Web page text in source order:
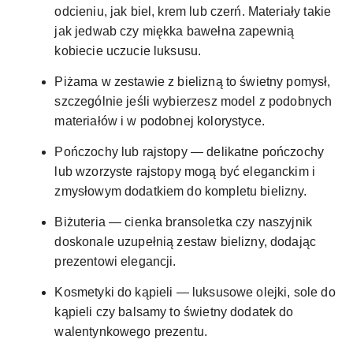
odcieniu, jak biel, krem lub czerń. Materiały takie
jak jedwab czy miękka bawełna zapewnią
kobiecie uczucie luksusu.
Piżama w zestawie z bielizną to świetny pomysł,
szczególnie jeśli wybierzesz model z podobnych
materiałów i w podobnej kolorystyce.
Pończochy lub rajstopy — delikatne pończochy
lub wzorzyste rajstopy mogą być eleganckim i
zmysłowym dodatkiem do kompletu bielizny.
Biżuteria — cienka bransoletka czy naszyjnik
doskonale uzupełnią zestaw bielizny, dodając
prezentowi elegancji.
Kosmetyki do kąpieli — luksusowe olejki, sole do
kąpieli czy balsamy to świetny dodatek do
walentynkowego prezentu.